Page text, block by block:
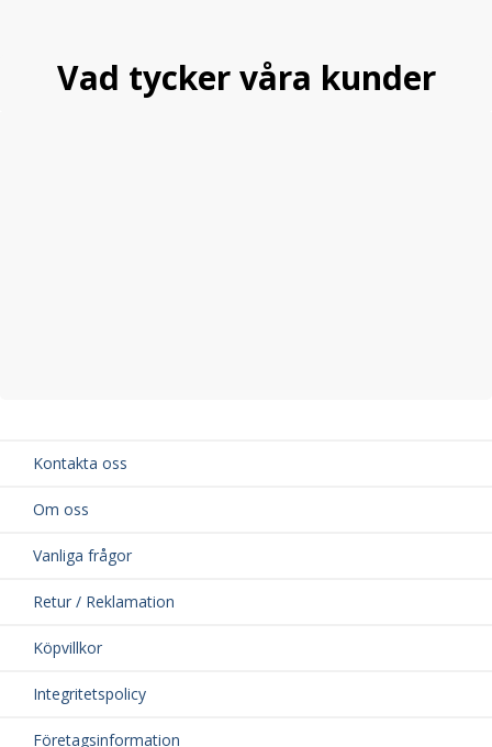
Vad tycker våra kunder
Kontakta oss
Om oss
Vanliga frågor
Retur / Reklamation
Köpvillkor
Integritetspolicy
Företagsinformation